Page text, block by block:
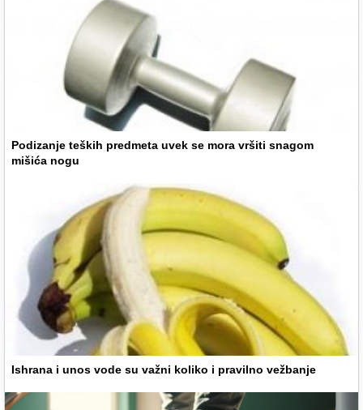
Podizanje teških predmeta uvek se mora vršiti snagom
mišića nogu
Ishrana i unos vode su važni koliko i pravilno vežbanje